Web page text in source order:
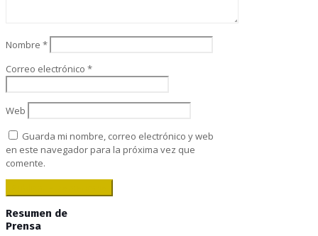
Nombre *
Correo electrónico *
Web
Guarda mi nombre, correo electrónico y web
en este navegador para la próxima vez que
comente.
Resumen de
Prensa